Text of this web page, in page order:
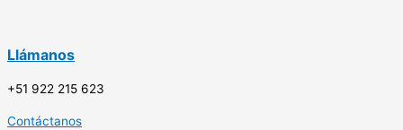
Llámanos
+51 922 215 623
Contáctanos